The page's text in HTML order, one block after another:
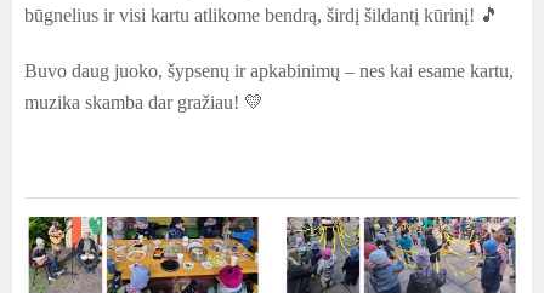
būgnelius ir visi kartu atlikome bendrą, širdį šildantį kūrinį! 🎵
Buvo daug juoko, šypsenų ir apkabinimų – nes kai esame kartu,
muzika skamba dar gražiau! 💛